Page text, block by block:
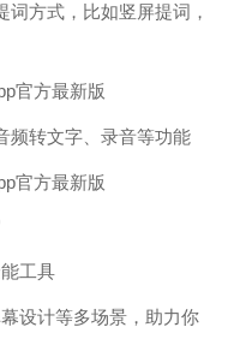
方式，比如竖屏提词，
频转文字、录音等功能
工具
设计等多场景，助力你